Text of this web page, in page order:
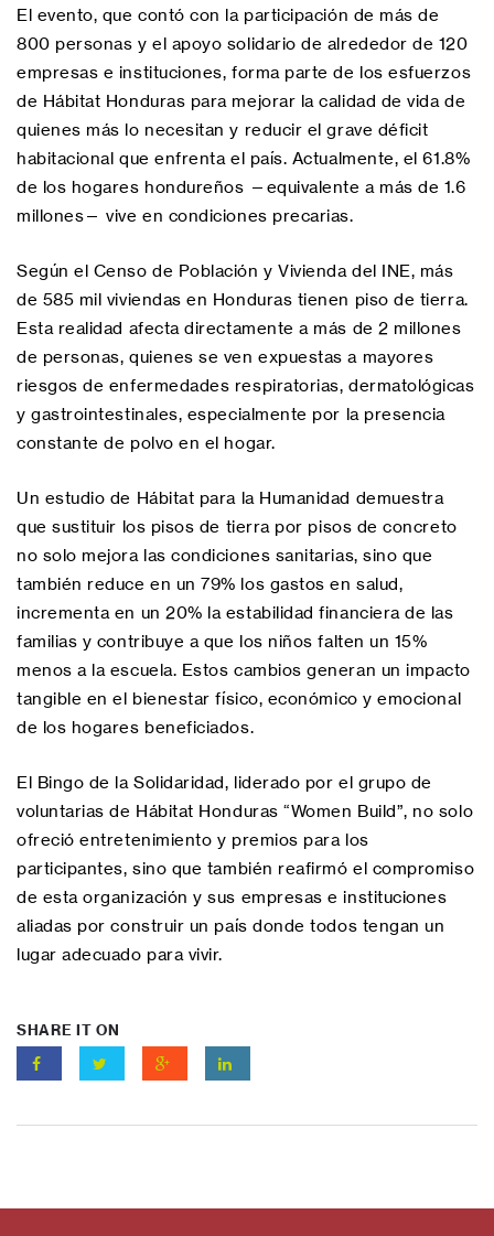
El evento, que contó con la participación de más de
800 personas y el apoyo solidario de alrededor de 120
empresas e instituciones, forma parte de los esfuerzos
de Hábitat Honduras para mejorar la calidad de vida de
quienes más lo necesitan y reducir el grave déficit
habitacional que enfrenta el país. Actualmente, el 61.8%
de los hogares hondureños —equivalente a más de 1.6
millones— vive en condiciones precarias.
Según el Censo de Población y Vivienda del INE, más
de 585 mil viviendas en Honduras tienen piso de tierra.
Esta realidad afecta directamente a más de 2 millones
de personas, quienes se ven expuestas a mayores
riesgos de enfermedades respiratorias, dermatológicas
y gastrointestinales, especialmente por la presencia
constante de polvo en el hogar.
Un estudio de Hábitat para la Humanidad demuestra
que sustituir los pisos de tierra por pisos de concreto
no solo mejora las condiciones sanitarias, sino que
también reduce en un 79% los gastos en salud,
incrementa en un 20% la estabilidad financiera de las
familias y contribuye a que los niños falten un 15%
menos a la escuela. Estos cambios generan un impacto
tangible en el bienestar físico, económico y emocional
de los hogares beneficiados.
El Bingo de la Solidaridad, liderado por el grupo de
voluntarias de Hábitat Honduras “Women Build”, no solo
ofreció entretenimiento y premios para los
participantes, sino que también reafirmó el compromiso
de esta organización y sus empresas e instituciones
aliadas por construir un país donde todos tengan un
lugar adecuado para vivir.
SHARE IT ON